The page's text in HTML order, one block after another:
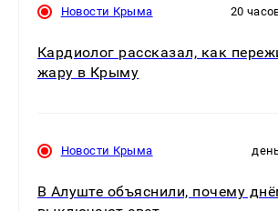
Новости Крыма 20
Кардиолог рассказал, как
жару в Крыму
Новости Крыма
В Алуште объяснили, почему